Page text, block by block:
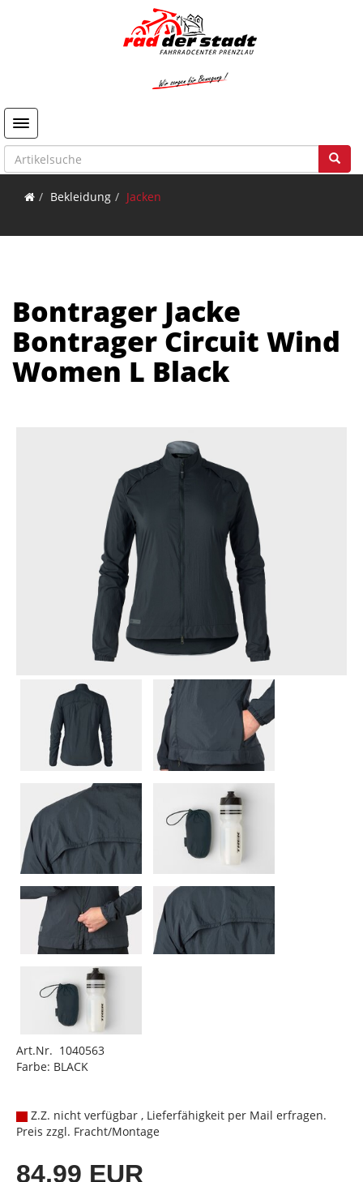
Toggle navigation
Bekleidung Jacken
Bontrager Jacke
Bontrager Circuit Wind
Women L Black
Art.Nr. 1040563
Farbe: BLACK
Z.Z. nicht verfügbar , Lieferfähigkeit per Mail erfragen.
Preis zzgl. Fracht/Montage
84,99 EUR